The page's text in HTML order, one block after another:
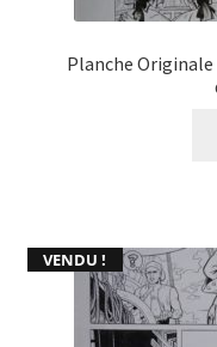
Planche Originale
VENDU !